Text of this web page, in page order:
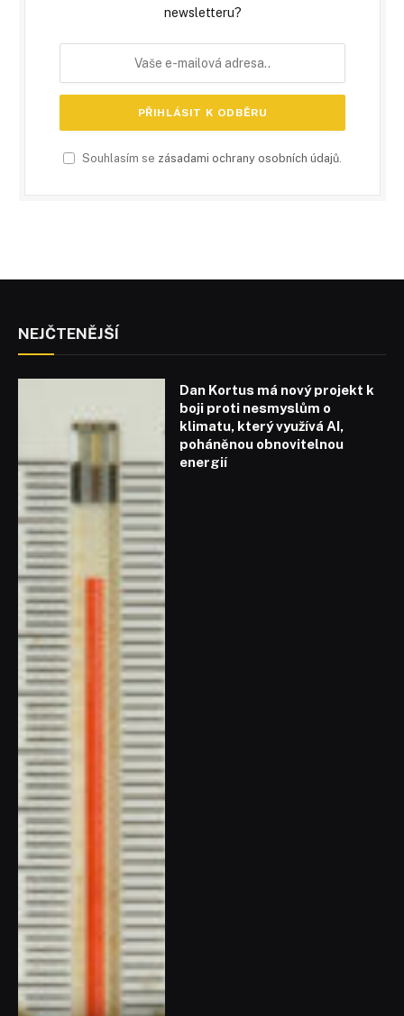
newsletteru?
Souhlasím se zásadami ochrany osobních údajů
NEJČTENĚJŠÍ
Dan Kortus má nový projekt k
boji proti nesmyslům o
klimatu, který využívá AI,
poháněnou obnovitelnou
energií